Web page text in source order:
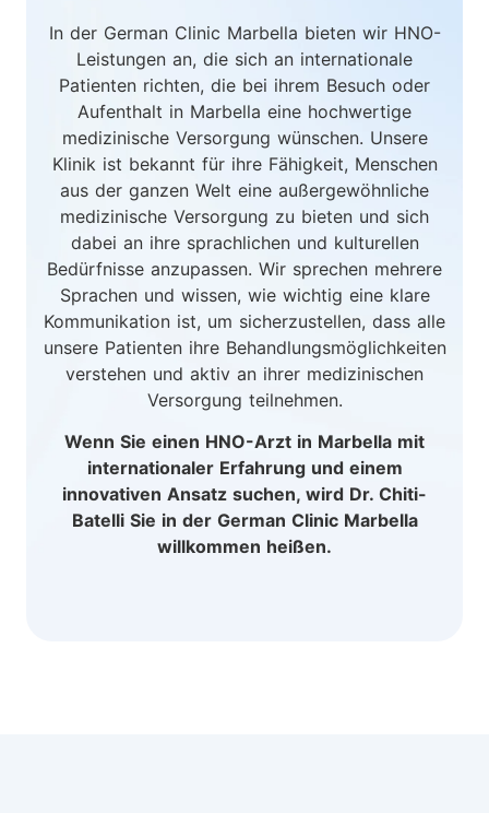
In der German Clinic Marbella bieten wir HNO-
Leistungen an, die sich an internationale
Patienten richten, die bei ihrem Besuch oder
Aufenthalt in Marbella eine hochwertige
medizinische Versorgung wünschen. Unsere
Klinik ist bekannt für ihre Fähigkeit, Menschen
aus der ganzen Welt eine außergewöhnliche
medizinische Versorgung zu bieten und sich
dabei an ihre sprachlichen und kulturellen
Bedürfnisse anzupassen. Wir sprechen mehrere
Sprachen und wissen, wie wichtig eine klare
Kommunikation ist, um sicherzustellen, dass alle
unsere Patienten ihre Behandlungsmöglichkeiten
verstehen und aktiv an ihrer medizinischen
Versorgung teilnehmen.
Wenn Sie einen HNO-Arzt in Marbella mit
internationaler Erfahrung und einem
innovativen Ansatz suchen, wird Dr. Chiti-
Batelli Sie in der German Clinic Marbella
willkommen heißen.